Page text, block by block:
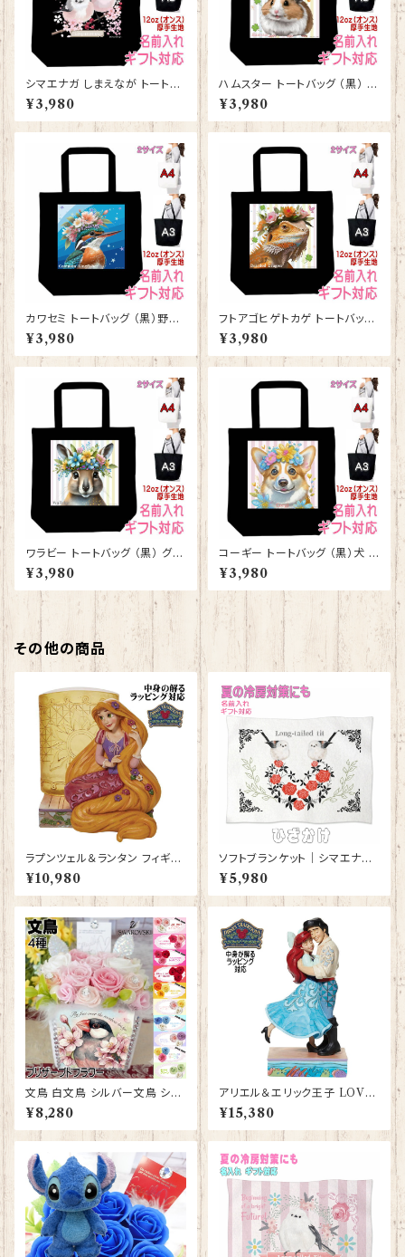
シマエナガ しまえなが トートバ
ッグ （黒） グッズ 雑貨 入学祝
い レッスンバッグ お買い物バッ
グ【型番 B-10011】プレゼント
¥3,980
ハムスター トートバッグ （黒） グ
ッズ 雑貨 入学祝い レッスンバ
ッグ お買い物バッグ【型番 B-10
007】お花の王冠シリーズ
¥3,980
カワセミ トートバッグ （黒）野鳥
グッズ 雑貨 入学祝い レッスン
バッグ お買い物バッグ【型番 B-
10010】お花の王冠シリーズ
¥3,980
フトアゴヒゲトカゲ トートバッグ
（黒） グッズ 雑貨 入学祝い レ
ッスンバッグ お買い物バッグ【型
番 B-10008】お花の王冠シリ
¥3,980
ワラビー トートバッグ （黒） グッ
ズ 雑貨 入学祝い レッスンバッ
グ お買い物バッグ【型番 B-100
09】お花の王冠シリーズ
¥3,980
コーギー トートバッグ （黒）犬 ド
ッグ グッズ 雑貨 入学祝い レッ
スンバッグ お買い物バッグ【型番
B-10005】お花の王冠シリーズ
¥3,980
その他の商品
ラプンツェル＆ランタン フィギュ
ア プレゼント ギフト グッズ 誕生
日プレゼント 人形 置物 ジムシ
ョア グッズ Disney Tradition
記念日 JIM SHORE ディズニ
ーランド ディズニーシー ディズ
ニーワールド ディズニー
¥10,980
ソフトブランケット｜シマエナガ
グッズ ひざかけ 毛布【型番 SB-
132】モダン しまえなが プレゼ
ント ギフト
¥5,980
文鳥 白文鳥 シルバー文鳥 シナ
モン文鳥 花束 プリザーブドフラ
ワー 仏花 お供え 仏壇 お祝い
ギフト プレゼント 誕生日 結婚
¥8,280
アリエル＆エリック王子 LOVE
リトルマーメイド フィギュア プレ
ゼント ギフト グッズ 誕生日プレ
ゼント 人形 置物 ジムショア グ
い 入籍祝い お祝い 結婚記念日
JIM SHORE ディズニーランド
ディズニーシー ディズニーワー
ルド ディズニー
¥15,380